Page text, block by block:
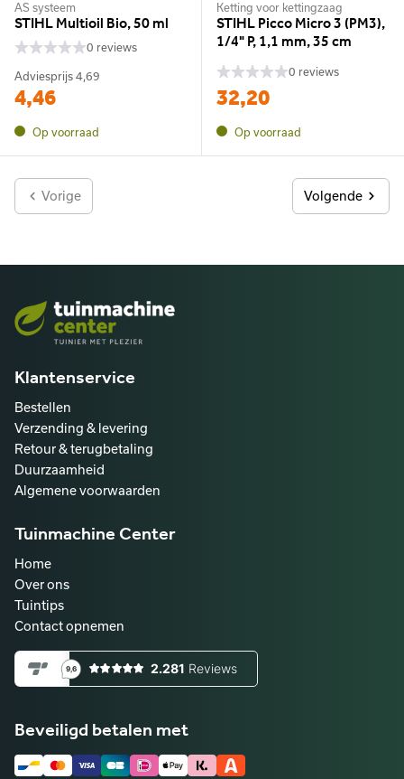
AS systeem
STIHL Multioil Bio, 50 ml
0 reviews
Adviesprijs 4,69
4,46
Op voorraad
Ketting voor kettingzaag
STIHL Picco Micro 3 (PM3),
1/4" P, 1,1 mm, 35 cm
0 reviews
32,20
Op voorraad
Vorige Volgende
Klantenservice
Bestellen
Verzending & levering
Retour & terugbetaling
Duurzaamheid
Algemene voorwaarden
Tuinmachine Center
Home
Over ons
Tuintips
Contact opnemen
Beveiligd betalen met